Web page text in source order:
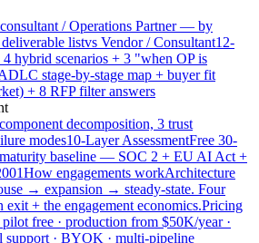
/ Operations Partner — by
listvs Vendor / Consultant12-
hybrid scenarios + 3 "when OP is
stage-by-stage map + buyer fit
+ 8 RFP filter answers
decomposition, 3 trust
modes10-Layer AssessmentFree 30-
baseline — SOC 2 + EU AI Act +
How engagements workArchitecture
→ expansion → steady-state. Four
exit + the engagement economics.Pricing
pilot free · production from $50K/year ·
support · BYOK · multi-pipeline